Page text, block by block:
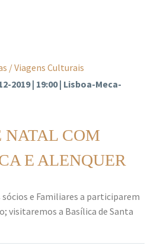
/ Viagens Culturais
2019 | 19:00 | Lisboa-Meca-
NATAL COM
E ALENQUER
sócios e Familiares a participarem
visitaremos a Basílica de Santa